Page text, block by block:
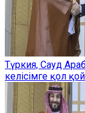
Түркия, Сауд
келісімге қол